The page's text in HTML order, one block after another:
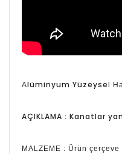
Alüminyum Yüzeyse l
AÇIKLAMA : Kanatlar
MALZEME : Ürün